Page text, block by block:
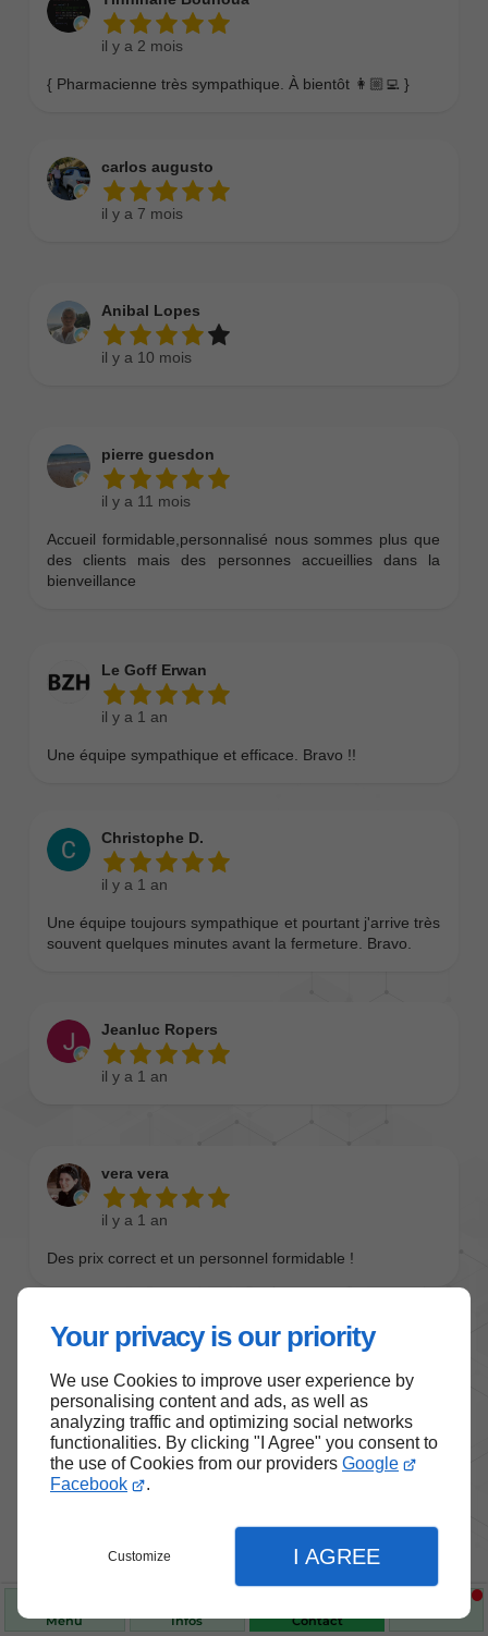
Your privacy is our priority
We use Cookies to improve user experience by
personalising content and ads, as well as
analyzing traffic and optimizing social networks
functionalities. By clicking "I Agree" you consent to
the use of Cookies from our providers Google
Facebook
.
Customize I AGREE
Menu Infos Contact
Nos produits de santé et de